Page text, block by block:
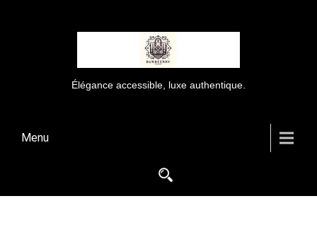
Élégance accessible, luxe authentique.
Menu